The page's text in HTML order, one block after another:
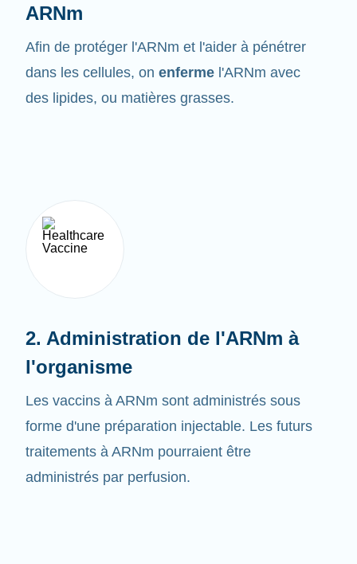
Afin de protéger l'ARNm et l'aider à pénétrer
dans les cellules, onenfermel'ARNm avec
des lipides, ou matières grasses.
l'organisme
Les vaccins à ARNm sont administrés sous
forme d'une préparation injectable. Les futurs
traitements à ARNm pourraient être
administrés par perfusion.